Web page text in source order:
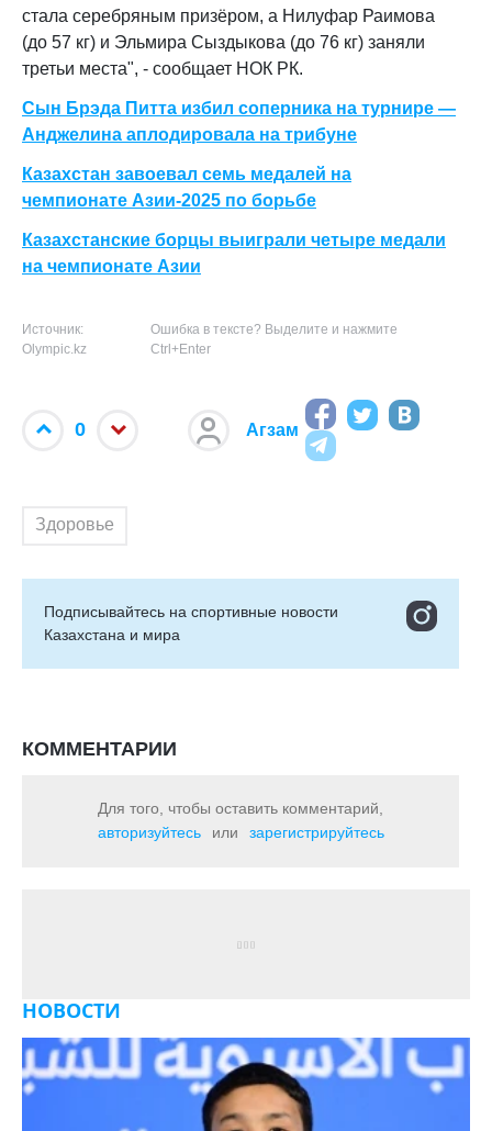
стала серебряным призёром, а Нилуфар Раимова
(до 57 кг) и Эльмира Сыздыкова (до 76 кг) заняли
третьи места", - сообщает НОК РК.
Сын Брэда Питта избил соперника на турнире —
Анджелина аплодировала на трибуне
Казахстан завоевал семь медалей на
чемпионате Азии-2025 по борьбе
Казахстанские борцы выиграли четыре медали
на чемпионате Азии
Источник:
Olympic.kz
Ошибка в тексте? Выделите и нажмите
Ctrl+Enter
0 Агзам
Здоровье
Подписывайтесь на cпортивные новости
Казахстана и мира
КОММЕНТАРИИ
Для того, чтобы оставить комментарий,
авторизуйтесь
или зарегистрируйтесь
НОВОСТИ